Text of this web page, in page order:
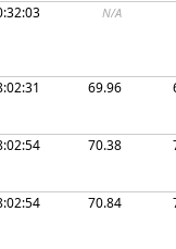
N/A
69.96
70.38
70.84